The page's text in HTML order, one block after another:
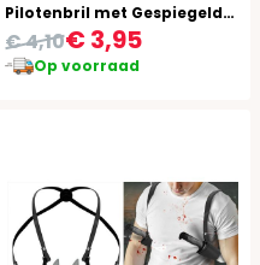
Pilotenbril met Gespiegelde Glazen
€ 3,95
€ 4,10
Op voorraad